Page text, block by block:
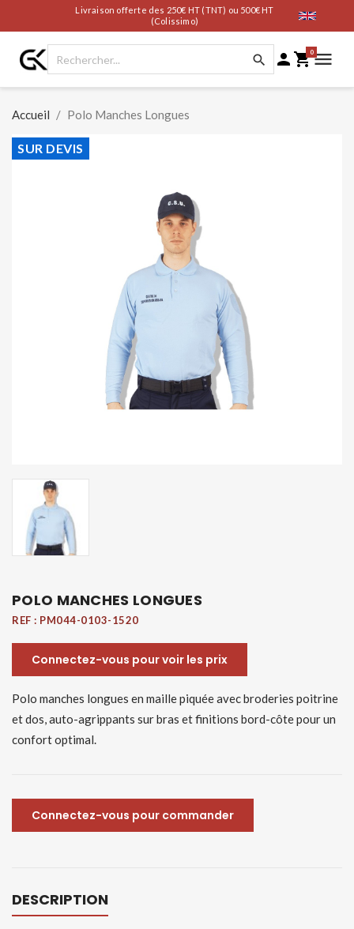
Livraison offerte des 250€ HT (TNT) ou 500€ HT
(Colissimo)
  0
Accueil Polo Manches Longues
SUR DEVIS
POLO MANCHES LONGUES
REF : PM044-0103-1520
Connectez-vous pour voir les prix
Polo manches longues en maille piquée avec broderies poitrine
et dos, auto-agrippants sur bras et finitions bord-côte pour un
confort optimal.
Connectez-vous pour commander
DESCRIPTION